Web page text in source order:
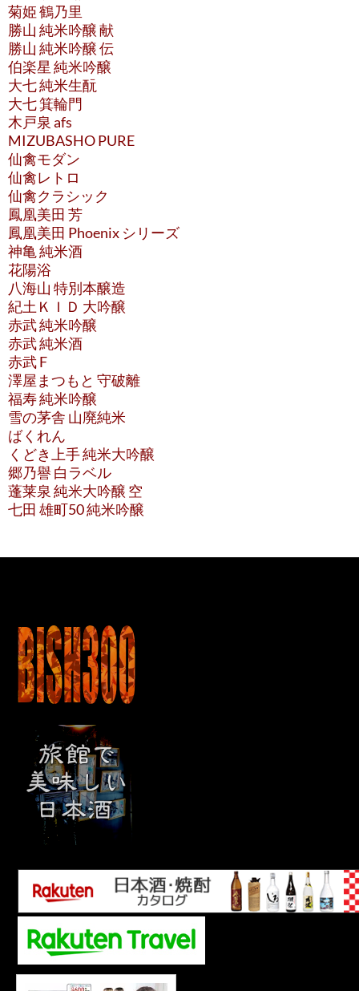
菊姫 鶴乃里
勝山 純米吟醸 献
勝山 純米吟醸 伝
伯楽星 純米吟醸
大七 純米生酛
大七 箕輪門
木戸泉 afs
MIZUBASHO PURE
仙禽モダン
仙禽レトロ
仙禽クラシック
鳳凰美田 芳
鳳凰美田 Phoenix シリーズ
神亀 純米酒
花陽浴
八海山 特別本醸造
紀土ＫＩＤ 大吟醸
赤武 純米吟醸
赤武 純米酒
赤武 F
澤屋まつもと 守破離
福寿 純米吟醸
雪の茅舎 山廃純米
ばくれん
くどき上手 純米大吟醸
郷乃譽 白ラベル
蓬莱泉 純米大吟醸 空
七田 雄町50 純米吟醸